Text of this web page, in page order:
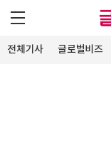
전체기사 글로벌비즈